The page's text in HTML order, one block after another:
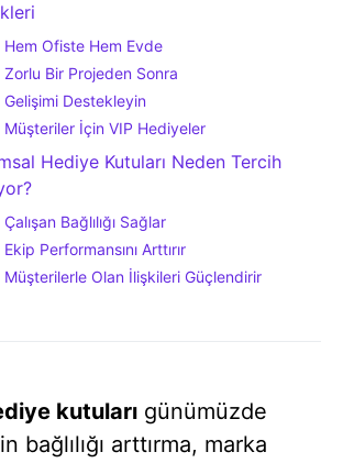
Hem Ofiste Hem Evde
Zorlu Bir Projeden Sonra
Gelişimi Destekleyin
Müşteriler İçin VIP Hediyeler
Hediye Kutuları Neden Tercih
Çalışan Bağlılığı Sağlar
Ekip Performansını Arttırır
Müşterilerle Olan İlişkileri Güçlendirir
kutuları günümüzde
bağlılığı arttırma, marka